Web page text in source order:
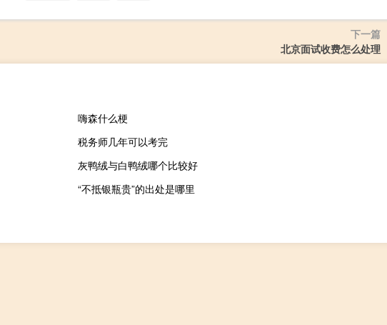
下一篇
北京面试收费怎么处理
嗨森什么梗
税务师几年可以考完
灰鸭绒与白鸭绒哪个比较好
“不抵银瓶贵”的出处是哪里